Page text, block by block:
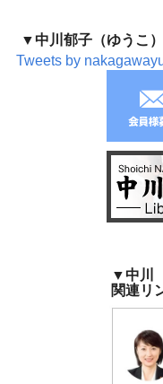
▼中川郁子（ゆうこ
Tweets by
▼中川
関連リ